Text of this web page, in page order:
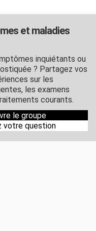
et maladies
inquiétants ou
? Partagez vos
sur les
les examens
courants.
le groupe
votre question